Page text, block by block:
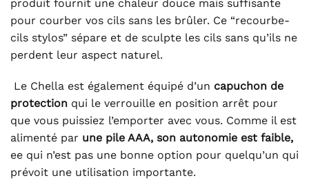
produit fournit une chaleur douce mais suffisante
pour courber vos cils sans les brûler. Ce “recourbe-
cils stylos” sépare et de sculpte les cils sans qu’ils ne
perdent leur aspect naturel.
Le Chella est également équipé d’un capuchon de
protection qui le verrouille en position arrêt pour
que vous puissiez l’emporter avec vous. Comme il est
alimenté par une pile AAA, son autonomie est faible,
ee qui n’est pas une bonne option pour quelqu’un qui
prévoit une utilisation importante.